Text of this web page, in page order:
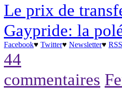
Le prix de
Gaypride: la
Facebook♥ Twitter♥ Newsletter♥ RSS
44
commentaires